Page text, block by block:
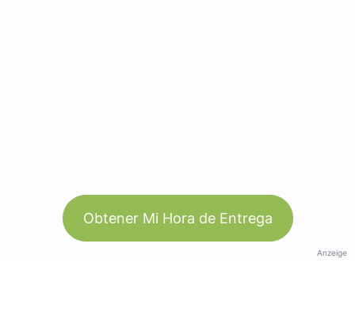
Obtener Mi Hora de Entrega
Anzeige